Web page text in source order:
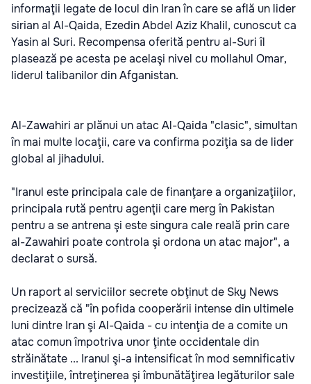
informaţii legate de locul din Iran în care se află un lider
sirian al Al-Qaida, Ezedin Abdel Aziz Khalil, cunoscut ca
Yasin al Suri. Recompensa oferită pentru al-Suri îl
plasează pe acesta pe acelaşi nivel cu mollahul Omar,
liderul talibanilor din Afganistan.
Al-Zawahiri ar plănui un atac Al-Qaida "clasic", simultan
în mai multe locaţii, care va confirma poziţia sa de lider
global al jihadului.
"Iranul este principala cale de finanţare a organizaţiilor,
principala rută pentru agenţii care merg în Pakistan
pentru a se antrena şi este singura cale reală prin care
al-Zawahiri poate controla şi ordona un atac major", a
declarat o sursă.
Un raport al serviciilor secrete obţinut de Sky News
precizează că "în pofida cooperării intense din ultimele
luni dintre Iran şi Al-Qaida - cu intenţia de a comite un
atac comun împotriva unor ţinte occidentale din
străinătate ... Iranul şi-a intensificat în mod semnificativ
investiţiile, întreţinerea şi îmbunătăţirea legăturilor sale